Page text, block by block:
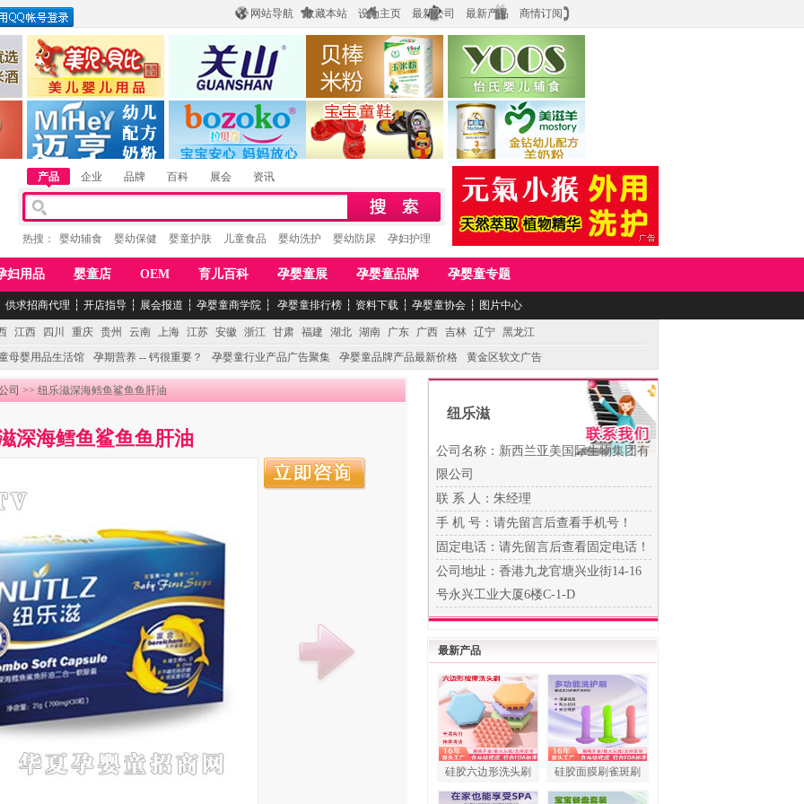
网站导航 收藏本站 设为主页 最新公司 最新产品 商情订阅
惠州市美儿婴儿用品公司
湖南迈亨母婴用品有限公司
陕西关山乳业有限公司
香港欧嘻高婴童用品公司
江西贝棒儿童食品 上海怡氏食品科技有限公司
湖南美滋生物科技有限公司
产品 企业 品牌 百科 展会 资讯
热搜： 婴幼辅食 婴幼保健 婴童护肤 儿童食品 婴幼洗护 婴幼防尿 孕妇护理
妇用品 婴童店 OEM 育儿百科 孕婴童展 孕婴童品牌 孕婴童专题
供求招商代理 ┆ 开店指导 ┆ 展会报道 ┆ 孕婴童商学院 ┆ 孕婴童排行榜 ┆ 资料下载 ┆ 孕婴童协会 ┆ 图片中心
江西 四川 重庆 贵州 云南 上海 江苏 安徽 浙江 甘肃 福建 湖北 湖南 广东 广西 吉林 辽宁 黑龙江
母婴用品生活馆
孕期营养 -- 钙很重要？ 孕婴童行业产品广告聚集 孕婴童品牌产品最新价格 黄金区软文广告
司 >> 纽乐滋深海鳕鱼鲨鱼鱼肝油
深海鳕鱼鲨鱼鱼肝油
纽乐滋
公司名称：新西兰亚美国际生物集团有
限公司
联 系 人：朱经理
手 机 号： 请先留言后查看手机号！
固定电话： 请先留言后查看固定电话！
公司地址：香港九龙官塘兴业街14-16
号永兴工业大厦6楼C-1-D
最新产品
硅胶六边形洗头刷 硅胶面膜刷雀斑刷